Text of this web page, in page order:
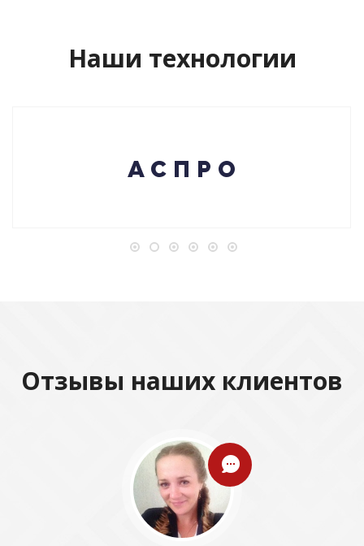
Наши технологии
Отзывы наших клиентов